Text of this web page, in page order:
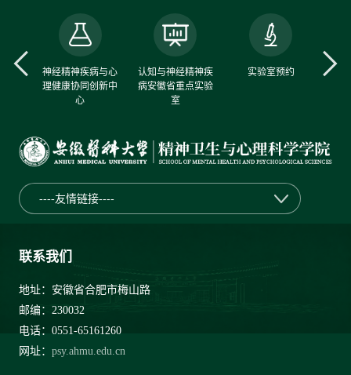
心
神经精神疾病与心
理健康协同创新中
心
认知与神经精神疾
病安徽省重点实验
室
实验室预约
----友情链接----
联系我们
地址：安徽省合肥市梅山路
邮编：230032
电话：0551-65161260
网址： psy.ahmu.edu.cn